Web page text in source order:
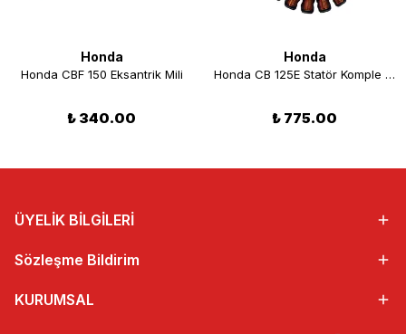
Honda
Honda CBF 150 Eksantrik Mili
₺ 340.00
Honda
Honda CB 125E Statör Komple 18 Bobin Yeni Model
₺ 775.00
ÜYELİK BİLGİLERİ
Sözleşme Bildirim
KURUMSAL